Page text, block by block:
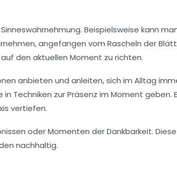
Beispielsweise kann
angefangen vom Rascheln der
den aktuellen Moment zu richten.
anbieten und anleiten, sich im Alltag
Techniken zur Präsenz im Moment
vertiefen.
oder Momenten der Dankbarkeit.
nachhaltig.